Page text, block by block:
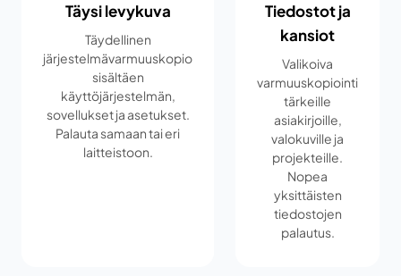
Täysi levykuva
Täydellinen
järjestelmävarmuuskopio
sisältäen
käyttöjärjestelmän,
sovellukset ja asetukset.
Palauta samaan tai eri
laitteistoon.
Tiedostot ja
kansiot
Valikoiva
varmuuskopiointi
tärkeille
asiakirjoille,
valokuville ja
projekteille.
Nopea
yksittäisten
tiedostojen
palautus.